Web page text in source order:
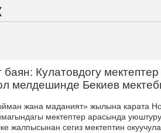
баян: Кулатовдогу
мелдешинде Бекиев
жана маданият» жылына карата
мектептер арасында
жалпысынан сегиз мектептин